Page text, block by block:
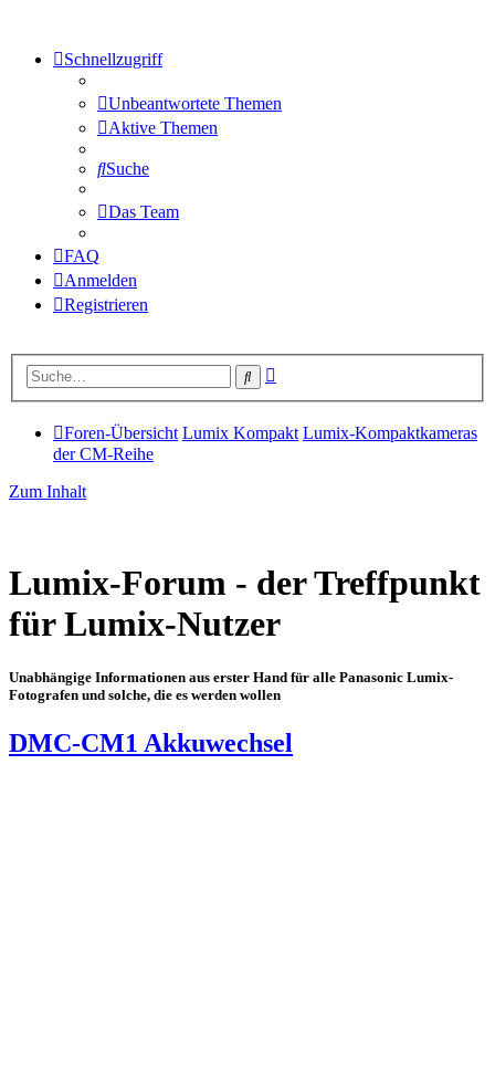
Schnellzugriff
Unbeantwortete Themen
Aktive Themen
Suche
Das Team
FAQ
Anmelden
Registrieren
Suche
Foren-Übersicht Lumix Kompakt Lumix-Kompaktkameras
der CM-Reihe
Zum Inhalt
Lumix-Forum - der Treffpunkt
für Lumix-Nutzer
Unabhängige Informationen aus erster Hand für alle Panasonic Lumix-
Fotografen und solche, die es werden wollen
DMC-CM1 Akkuwechsel